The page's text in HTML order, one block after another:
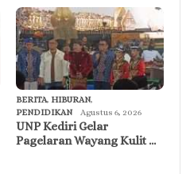
BERITA, HIBURAN,
PENDIDIKAN
Agustus 6, 2026
UNP Kediri Gelar
Pagelaran Wayang Kulit …